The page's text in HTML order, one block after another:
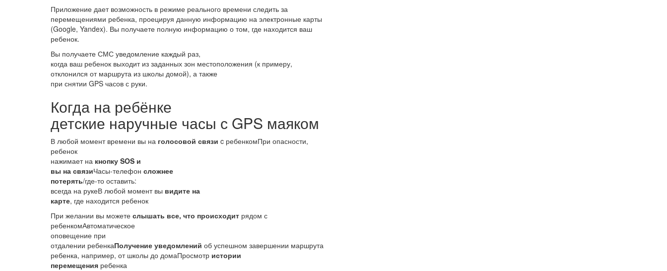
Приложение дает возможность в режиме реального времени следить за
перемещениями ребенка, проецируя данную информацию на электронные карты
(Google, Yandex). Вы получаете полную информацию о том, где находится ваш
ребенок.
Вы получаете СМС уведомление каждый раз,
когда ваш ребенок выходит из заданных зон местоположения (к примеру,
отклонился от маршрута из школы домой), а также
при снятии GPS часов с руки.
Когда на ребёнке
детские наручные часы с GPS маяком
В любой момент времени вы на голосовой связи c ребенкомПри опасности,
ребенок
нажимает на кнопку SOS и
вы на связиЧасы-телефон сложнее
потерять/где-то оставить:
всегда на рукеВ любой момент вы видите на
карте, где находится ребенок
При желании вы можете слышать все, что происходит рядом с
ребенкомАвтоматическое
оповещение при
отдалении ребенкаПолучение уведомлений об успешном завершении маршрута
ребенка, например, от школы до домаПросмотр истории
перемещения ребенка